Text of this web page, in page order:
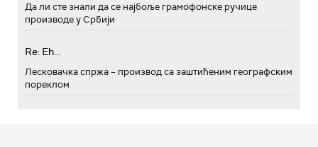
Да ли сте знали да се најбоље грамофонске ручице
производе у Србији
Re: Eh...
Лесковачка спржа – производ са заштићеним географским
пореклом